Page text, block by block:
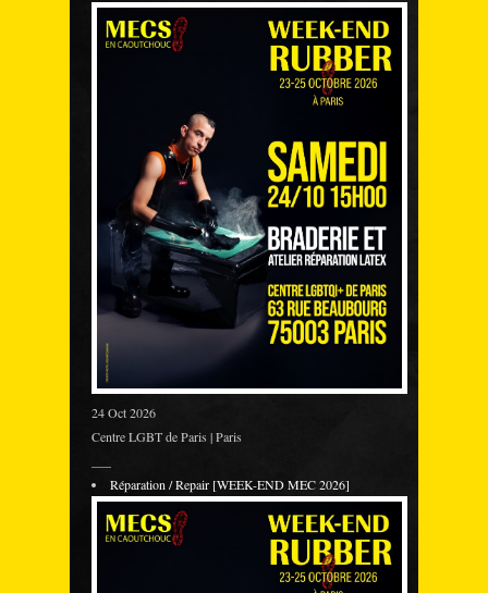
24 Oct 2026
Centre LGBT de Paris | Paris
Réparation / Repair [WEEK-END MEC 2026]